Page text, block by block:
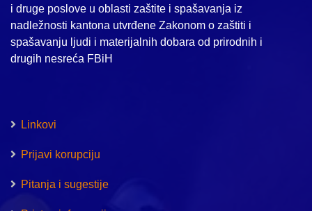
i druge poslove u oblasti zaštite i spašavanja iz
nadležnosti kantona utvrđene Zakonom o zaštiti i
spašavanju ljudi i materijalnih dobara od prirodnih i
drugih nesreća FBiH
Linkovi
Prijavi korupciju
Pitanja i sugestije